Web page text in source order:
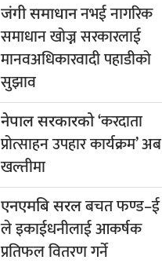
जंगी समाधाननभई नागरिक
समाधान खोज्न सरकारलाई
मानवअधिकारवादी पहाडीको
सुझाव
नेपाल सरकारको‘करदाता
प्रोत्साहन उपहार कार्यक्रम’ अब
खल्तीमा
एनएमबि सरलबचत फण्ड–ई
ले इकाईधनीलाई आकर्षक
प्रतिफल वितरण गर्ने